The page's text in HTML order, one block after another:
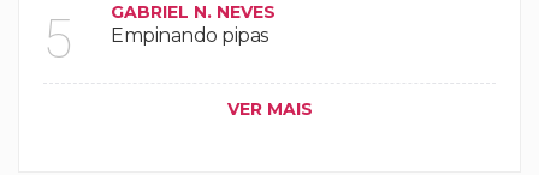
5 GABRIEL N. NEVES
Empinando pipas
VER MAIS